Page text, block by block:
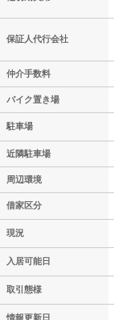
保証人代行会社
仲介手数料
バイク置き場
駐車場
近隣駐車場
周辺環境
借家区分
現況
入居可能日
取引態様
情報更新日